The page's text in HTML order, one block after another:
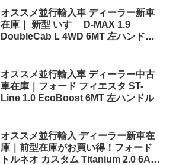
オススメ並行輸入車 ディーラー新車
在庫｜ 新型 いすゞ D-MAX 1.9
DoubleCab L 4WD 6MT 左ハンドル
オススメ並行輸入車 ディーラー中古
車在庫｜フォード フィエスタ ST-
Line 1.0 EcoBoost 6MT 左ハンドル
オススメ並行輸入 ディーラー新車在
庫｜前型在庫がお買い得！フォード
トルネオ カスタム Titanium 2.0 6AT